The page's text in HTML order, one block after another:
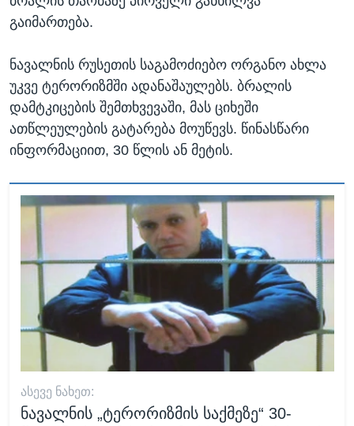
გაიმართება.
ნავალნის რუსეთის საგამოძიებო ორგანო ახლა
უკვე ტერორიზმში ადანაშაულებს. ბრალის
დამტკიცების შემთხვევაში, მას ციხეში
ათწლეულების გატარება მოუწევს. წინასწარი
ინფორმაციით, 30 წლის ან მეტის.
ᲐᲡᲔᲕᲔ ᲜᲐᲮᲔᲗ:
ნავალნის „ტერორიზმის საქმეზე“ 30-